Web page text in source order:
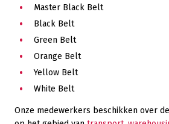
Master Black Belt
Black Belt
Green Belt
Orange Belt
Yellow Belt
White Belt
Onze medewerkers beschikken over